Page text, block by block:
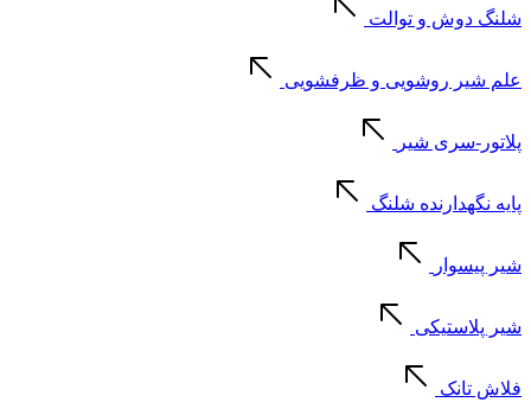
شلنگ دوش و توالت
علم شیر روشویی و ظرفشویی
پلاتور-سری شیر
پایه نگهدارنده شلنگ
شیر پیسوار
شیر پلاستیکی
فلاش تانک